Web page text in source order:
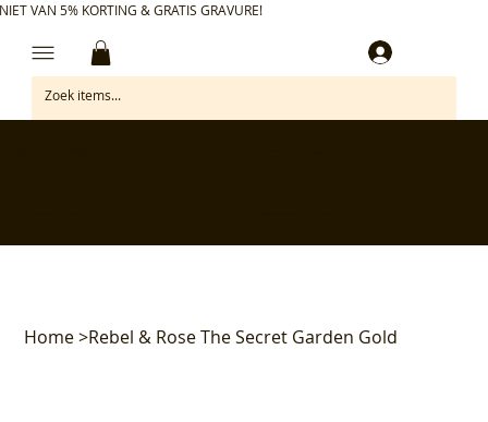
VAN 5% KORTING & GRATIS GRAVURE!
Home>Rebel & Rose The Secret Garden Gold